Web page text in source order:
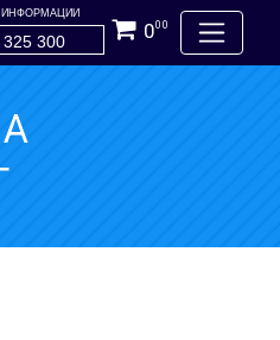
ИНФОРМАЦИИ
325 300 000